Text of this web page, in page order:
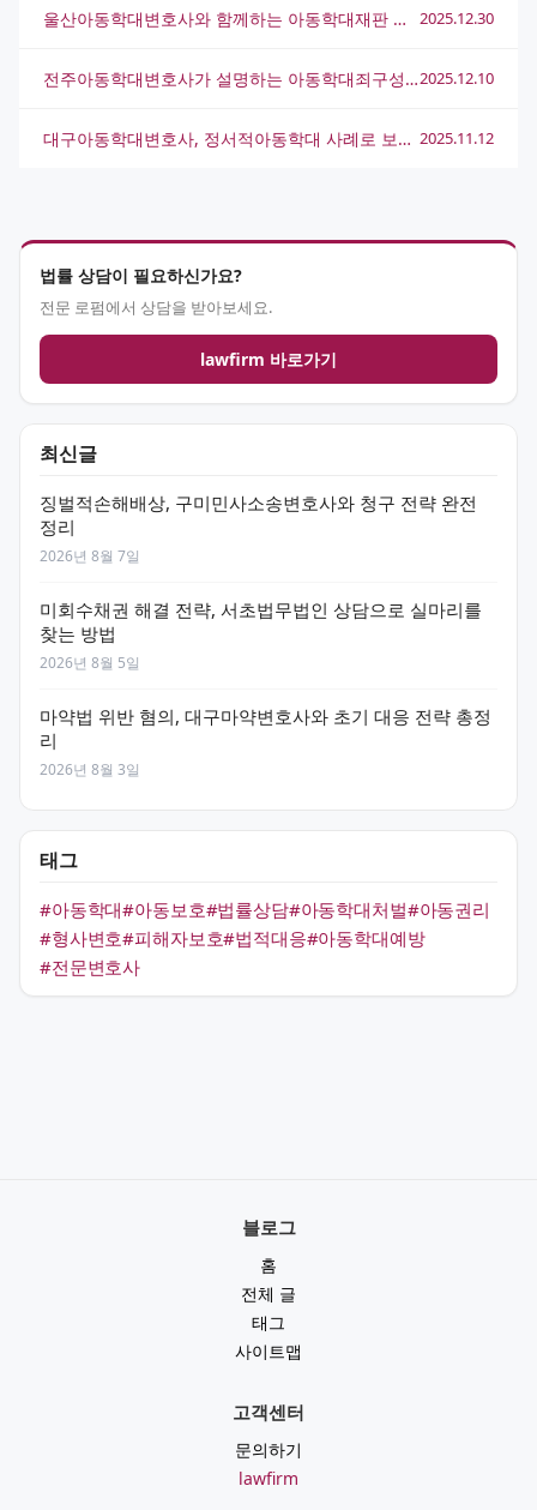
법률 상담이 필요하신가요?
전문 로펌에서 상담을 받아보세요.
lawfirm 바로가기
최신글
징벌적손해배상, 구미민사소송변호사와 청구 전략 완전
정리
2026년 8월 7일
미회수채권 해결 전략, 서초법무법인 상담으로 실마리를
찾는 방법
2026년 8월 5일
마약법 위반 혐의, 대구마약변호사와 초기 대응 전략 총정
리
2026년 8월 3일
태그
#아동학대#아동보호#법률상담#아동학대처벌#아동권리
#형사변호#피해자보호#법적대응#아동학대예방
#전문변호사
울산아동학대변호사와 함께하는 아동학대재판 전략과 대응법 2025.12.30
전주아동학대변호사가 설명하는 아동학대죄구성요건의 모든 것2025.12.10
대구아동학대변호사, 정서적아동학대 사례로 보는 법적 대응법 2025.11.12
블로그
홈
전체 글
태그
사이트맵
고객센터
문의하기
lawfirm